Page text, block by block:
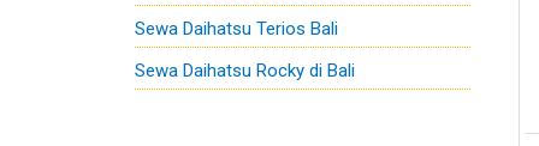
Sewa Daihatsu Terios Bali
Sewa Daihatsu Rocky di Bali